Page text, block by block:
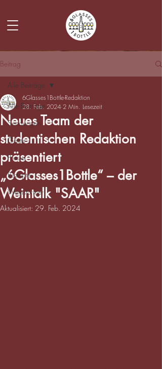
Beitrag
Alle Beiträge
Sendungen
Gäste
Presse
Rezepte
Weinstürmer
Alle Beiträge
Neues Team der
studentischen Redaktion
präsentiert
„6Glasses1Bottle“ – der
Weintalk "SAAR"
6Glasses1Bottle-Redaktion
28. Feb. 2024 2 Min. Lesezeit
Aktualisiert: 29. Feb. 2024